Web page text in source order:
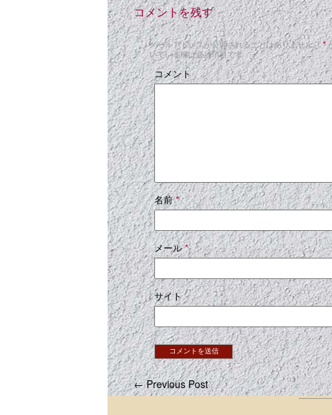
コメントを残す
メールアドレスが公開されることはありません。*
いている欄は必須項目です
コメント
名前*
メール*
サイト
← Previous Post